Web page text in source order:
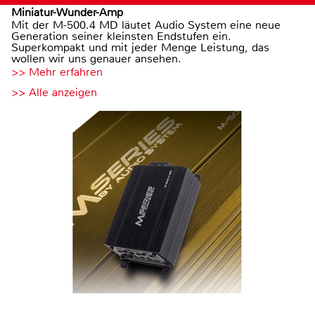
Miniatur-Wunder-Amp
Mit der M-500.4 MD läutet Audio System eine neue
Generation seiner kleinsten Endstufen ein.
Superkompakt und mit jeder Menge Leistung, das
wollen wir uns genauer ansehen.
>> Mehr erfahren
>> Alle anzeigen